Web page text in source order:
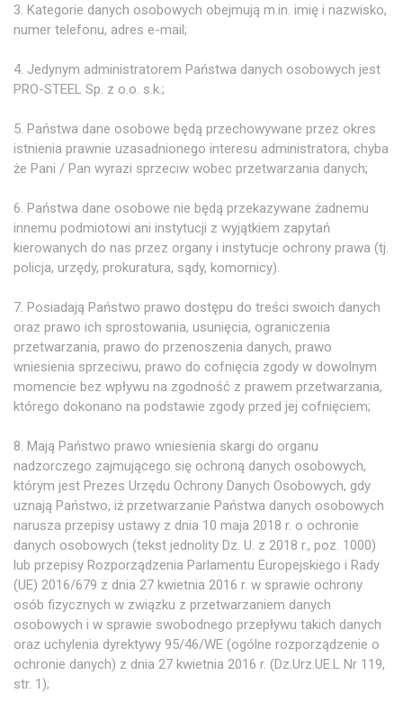
3. Kategorie danych osobowych obejmują m.in. imię i nazwisko,
numer telefonu, adres e-mail;
4. Jedynym administratorem Państwa danych osobowych jest
PRO-STEEL Sp. z o.o. s.k.;
5. Państwa dane osobowe będą przechowywane przez okres
istnienia prawnie uzasadnionego interesu administratora, chyba
że Pani / Pan wyrazi sprzeciw wobec przetwarzania danych;
6. Państwa dane osobowe nie będą przekazywane żadnemu
innemu podmiotowi ani instytucji z wyjątkiem zapytań
kierowanych do nas przez organy i instytucje ochrony prawa (tj.
policja, urzędy, prokuratura, sądy, komornicy).
7. Posiadają Państwo prawo dostępu do treści swoich danych
oraz prawo ich sprostowania, usunięcia, ograniczenia
przetwarzania, prawo do przenoszenia danych, prawo
wniesienia sprzeciwu, prawo do cofnięcia zgody w dowolnym
momencie bez wpływu na zgodność z prawem przetwarzania,
którego dokonano na podstawie zgody przed jej cofnięciem;
8. Mają Państwo prawo wniesienia skargi do organu
nadzorczego zajmującego się ochroną danych osobowych,
którym jest Prezes Urzędu Ochrony Danych Osobowych, gdy
uznają Państwo, iż przetwarzanie Państwa danych osobowych
narusza przepisy ustawy z dnia 10 maja 2018 r. o ochronie
danych osobowych (tekst jednolity Dz. U. z 2018 r., poz. 1000)
lub przepisy Rozporządzenia Parlamentu Europejskiego i Rady
(UE) 2016/679 z dnia 27 kwietnia 2016 r. w sprawie ochrony
osób fizycznych w związku z przetwarzaniem danych
osobowych i w sprawie swobodnego przepływu takich danych
oraz uchylenia dyrektywy 95/46/WE (ogólne rozporządzenie o
ochronie danych) z dnia 27 kwietnia 2016 r. (Dz.Urz.UE.L Nr 119,
str. 1);